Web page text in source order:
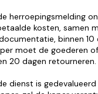
herroepingsmelding
kosten, samen
binnen 10
moet de goederen
20 dagen retourneren.
dienst is